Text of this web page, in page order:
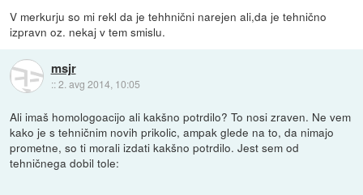
V merkurju so mi rekl da je tehhnični narejen ali,da je tehnično
izpravn oz. nekaj v tem smislu.
msjr
::2. avg 2014, 10:05
Ali imaš homologoacijo ali kakšno potrdilo? To nosi zraven. Ne vem
kako je s tehničnim novih prikolic, ampak glede na to, da nimajo
prometne, so ti morali izdati kakšno potrdilo. Jest sem od
tehničnega dobil tole: